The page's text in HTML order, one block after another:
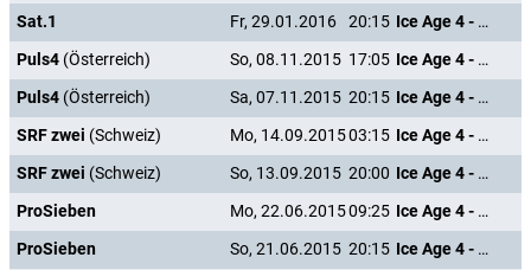
Sat.1
Fr, 29.01.2016 20:15
Ice Age 4 - Voll verschoben
Puls4 (Österreich) So, 08.11.2015 17:05
Ice Age 4 - Voll verschoben
Puls4 (Österreich) Sa, 07.11.2015 20:15
Ice Age 4 - Voll verschoben
SRF zwei (Schweiz) Mo, 14.09.201503:15
Ice Age 4 - Voll verschoben
SRF zwei (Schweiz) So, 13.09.2015 20:00
Ice Age 4 - Voll verschoben
ProSieben
Mo, 22.06.201509:25
Ice Age 4 - Voll verschoben
ProSieben
So, 21.06.2015 20:15
Ice Age 4 - Voll verschoben